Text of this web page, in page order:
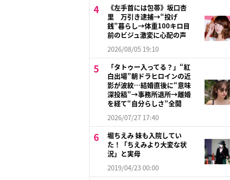
《左手首には包帯》坂口杏
里 万引き逮捕→“投げ
銭”暮らし→体重100キロ目
前のビジュ激変に心配の声
2026/08/05 19:10
「タトゥー入ってる？」“紅
白出場”朝ドラヒロインの近
影が波紋…結婚直後に“意味
深投稿”→事務所退所→離婚
を経て“自分らしさ”全開
2026/07/27 17:40
堀ちえみ 妹も入院してい
た！「ちえみより大変な状
況」と実母
2019/04/23 00:00